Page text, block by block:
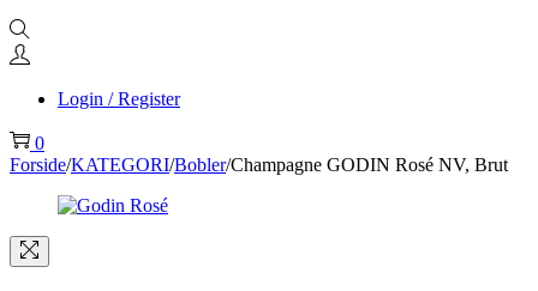
Login / Register
0
Forside/KATEGORI/Bobler/Champagne GODIN Rosé NV, Brut